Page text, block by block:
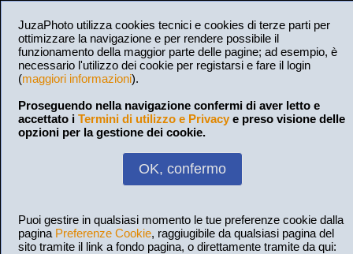
JuzaPhoto utilizza cookies tecnici e cookies di terze parti per
ottimizzare la navigazione e per rendere possibile il
funzionamento della maggior parte delle pagine; ad esempio, è
necessario l'utilizzo dei cookie per registarsi e fare il login
(maggiori informazioni).
Proseguendo nella navigazione confermi di aver letto e
accettato i Termini di utilizzo e Privacy e preso visione delle
opzioni per la gestione dei cookie.
OK, confermo
Puoi gestire in qualsiasi momento le tue preferenze cookie dalla
pagina Preferenze Cookie, raggiugibile da qualsiasi pagina del
sito tramite il link a fondo pagina, o direttamente tramite da qui: